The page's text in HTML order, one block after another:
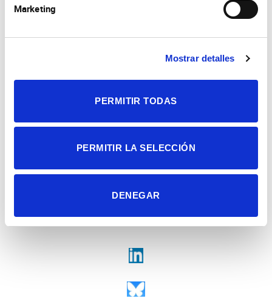
Marketing
Mostrar detalles
PERMITIR TODAS
PERMITIR LA SELECCIÓN
DENEGAR
Universidad Miguel Hernández